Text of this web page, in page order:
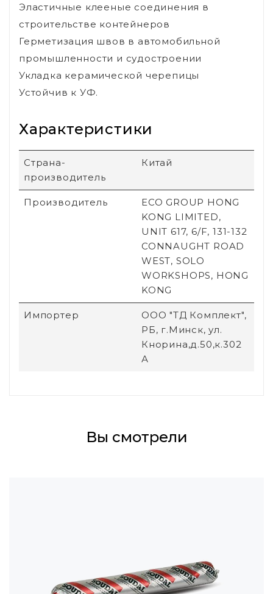
Эластичные клееные соединения в
строительстве контейнеров
Герметизация швов в автомобильной
промышленности и судостроении
Укладка керамической черепицы
Устойчив к УФ.
Характеристики
Страна-
производитель
Китай
Производитель
ECO GROUP HONG
KONG LIMITED,
UNIT 617, 6/F, 131-132
CONNAUGHT ROAD
WEST, SOLO
WORKSHOPS, HONG
KONG
Импортер
ООО "ТД Комплект",
РБ, г.Минск, ул.
Кнорина,д.50,к.302
А
Вы смотрели